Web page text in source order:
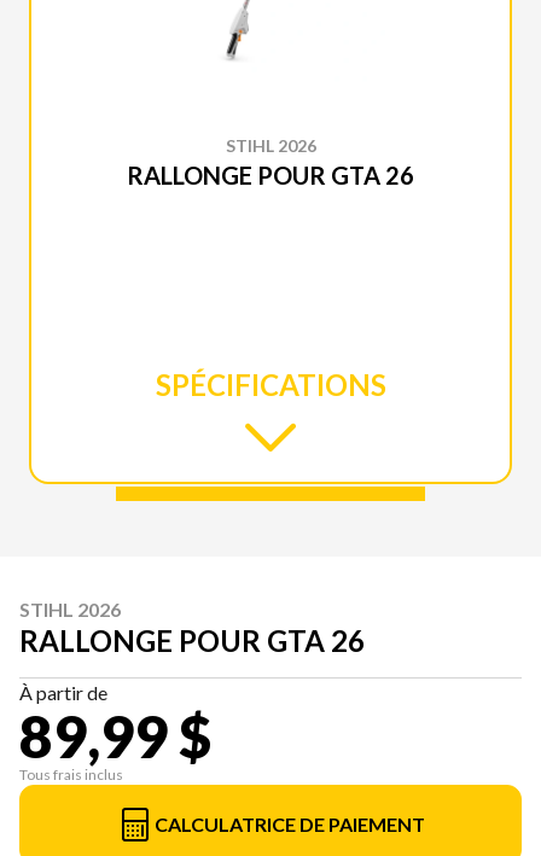
STIHL 2026
RALLONGE POUR GTA 26
SPÉCIFICATIONS
STIHL 2026
RALLONGE POUR GTA 26
À partir de
89,99 $
Tous frais inclus
CALCULATRICE DE PAIEMENT